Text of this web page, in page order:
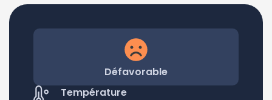
Défavorable
Température